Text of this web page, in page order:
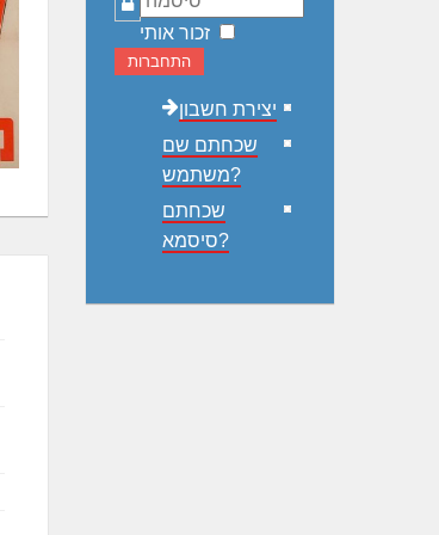
זכור אותי
התחברות
יצירת חשבון
שכחתם שם
משתמש?
שכחתם
סיסמא?